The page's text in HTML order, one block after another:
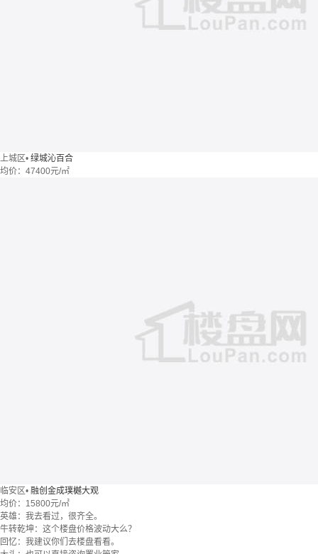
上城区• 绿城沁百合
均价： 47400元/㎡
临安区• 融创金成璞樾大观
均价： 15800元/㎡
英雄：我去看过，很齐全。
牛转乾坤：这个楼盘价格波动大么？
回忆：我建议你们去楼盘看看。